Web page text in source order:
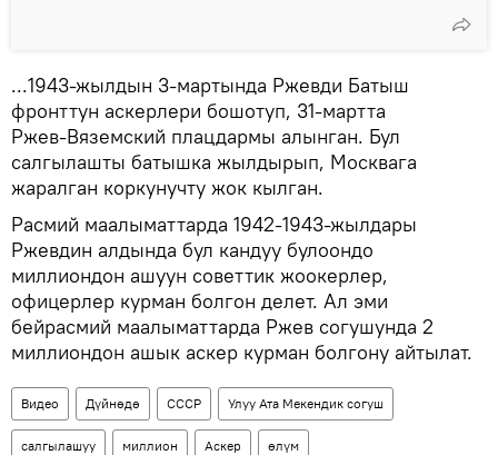
...1943-жылдын 3-мартында Ржевди Батыш
фронттун аскерлери бошотуп, 31-мартта
Ржев‑Вяземский плацдармы алынган. Бул
салгылашты батышка жылдырып, Москвага
жаралган коркунучту жок кылган.
Расмий маалыматтарда 1942‑1943-жылдары
Ржевдин алдында бул кандуу булоондо
миллиондон ашуун советтик жоокерлер,
офицерлер курман болгон делет. Ал эми
бейрасмий маалыматтарда Ржев согушунда 2
миллиондон ашык аскер курман болгону айтылат.
Видео Дүйнөдө СССР Улуу Ата Мекендик согуш
салгылашуу миллион Аскер өлүм